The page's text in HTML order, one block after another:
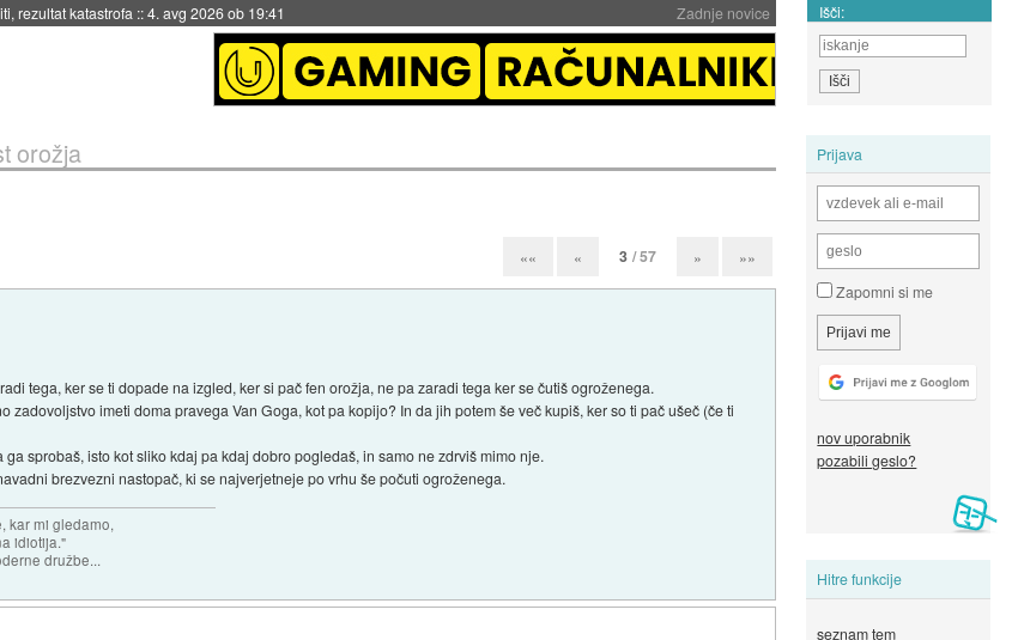
Zadnje novice
uporabo::4. avg 2026 ob 19:41 Išči:
Prijava
Zapomni si me
nov uporabnik
pozabili geslo?
Hitre funkcije
seznam tem
orožja
«« « 3 / 57 » »»
tega, ker se ti dopade na izgled, ker si pač fen orožja, ne pa zaradi tega ker se čutiš ogroženega.
zadovoljstvo imeti doma pravega Van Goga, kot pa kopijo? In da jih potem še več kupiš, ker so ti pač ušeč (če ti
sprobaš, isto kot sliko kdaj pa kdaj dobro pogledaš, in samo ne zdrviš mimo nje.
brezvezni nastopač, ki se najverjetneje po vrhu še počuti ogroženega.
kar mi gledamo,
idiotija."
družbe...